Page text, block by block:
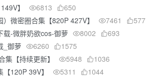
】 6813
650
）微密圈合集【820P 427V】 7461
577
载-微胖奶欲cos-御萝 8002
693
_御萝 6260
1575
【持续更新】 5948
1036
120P 39V】 5311
1044